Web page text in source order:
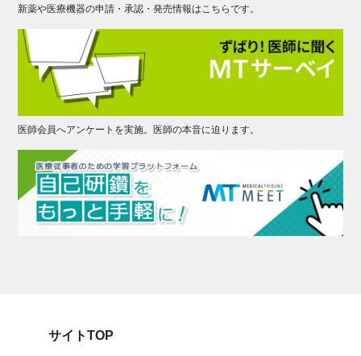
新薬や医療機器の申請・承認・発売情報はこちらです。
医師会員へアンケートを実施。医師の本音に迫ります。
サイトTOP